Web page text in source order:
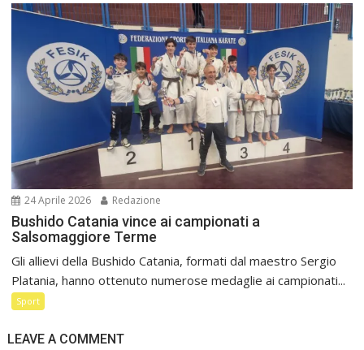
24 Aprile 2026 Redazione
Bushido Catania vince ai campionati a
Salsomaggiore Terme
Gli allievi della Bushido Catania, formati dal maestro Sergio
Platania, hanno ottenuto numerose medaglie ai campionati...
Sport
LEAVE A COMMENT